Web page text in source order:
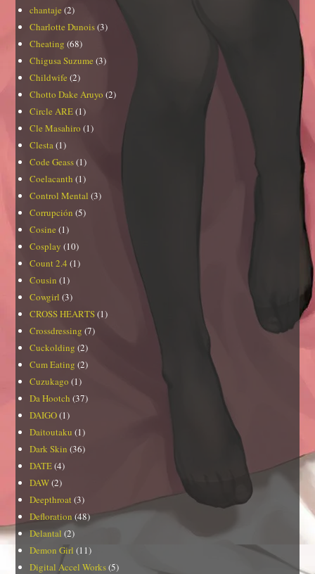
chantaje (2)
Charlotte Dunois(3)
Cheating (68)
Chigusa Suzume (3)
Childwife (2)
Chotto Dake Aruyo (2)
Circle ARE(1)
Cle Masahiro (1)
Clesta(1)
Code Geass(1)
Coelacanth (1)
Control Mental (3)
Corrupción (5)
Cosine (1)
Cosplay (10)
Count 2.4 (1)
Cousin (1)
Cowgirl (3)
CROSS HEARTS(1)
Crossdressing (7)
Cuckolding (2)
Cum Eating (2)
Cuzukago (1)
Da Hootch (37)
DAIGO(1)
Daitoutaku (1)
Dark Skin (36)
DATE(4)
DAW(2)
Deepthroat (3)
Defloration (48)
Delantal (2)
Demon Girl (11)
Digital Accel Works(5)